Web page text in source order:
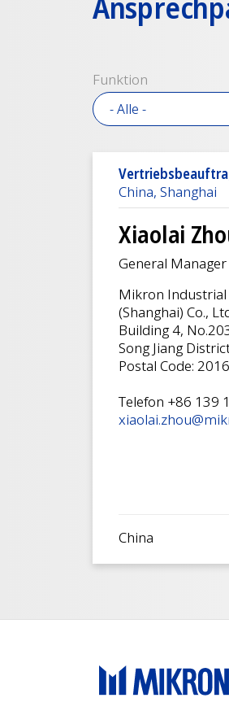
Funktion
China, Shanghai
Xiaolai
General Manager
Mikron
(Shanghai) Co.,
Building 4,
Song Jiang
Postal Code:
Telefon +86 139
China